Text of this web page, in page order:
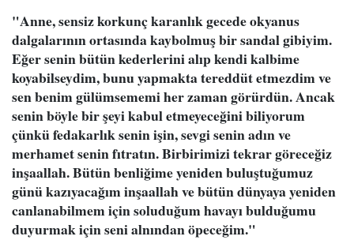
"Anne, sensiz korkunç karanlık gecede okyanus
dalgalarının ortasında kaybolmuş bir sandal gibiyim.
Eğer senin bütün kederlerini alıp kendi kalbime
koyabilseydim, bunu yapmakta tereddüt etmezdim ve
sen benim gülümsememi her zaman görürdün. Ancak
senin böyle bir şeyi kabul etmeyeceğini biliyorum
çünkü fedakarlık senin işin, sevgi senin adın ve
merhamet senin fıtratın. Birbirimizi tekrar göreceğiz
inşaallah. Bütün benliğime yeniden buluştuğumuz
günü kazıyacağım inşaallah ve bütün dünyaya yeniden
canlanabilmem için soluduğum havayı bulduğumu
duyurmak için seni alnından öpeceğim."